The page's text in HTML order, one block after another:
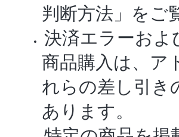
判断方法」をご
決済エラーおよ
商品購入は、ア
れらの差し引き
あります。